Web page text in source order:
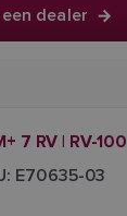
dealer
7 RV | RV-100
E70635-03